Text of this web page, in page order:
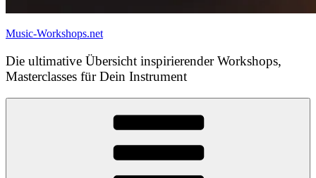
Music-Workshops.net
Die ultimative Übersicht inspirierender Workshops,
Masterclasses für Dein Instrument